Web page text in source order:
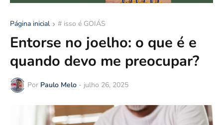
Página inicial # isso é GOIÁS
Entorse no joelho: o que é e
quando devo me preocupar?
Por Paulo Melo - julho 26, 2025